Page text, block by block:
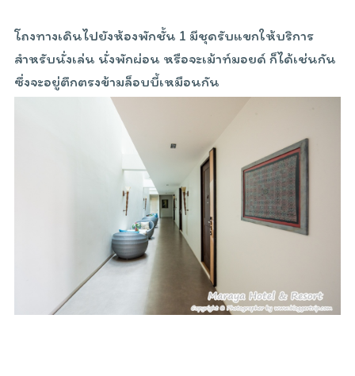
โถงทางเดินไปยังห้องพักชั้น 1 มีชุดรับแขกให้บริการ
สำหรับนั่งเล่น นั่งพักผ่อน หรือจะเม้าท์มอยด์ ก็ได้เช่นกัน
ซึ่งจะอยู่ตึกตรงข้ามล็อบบี้เหมือนกัน